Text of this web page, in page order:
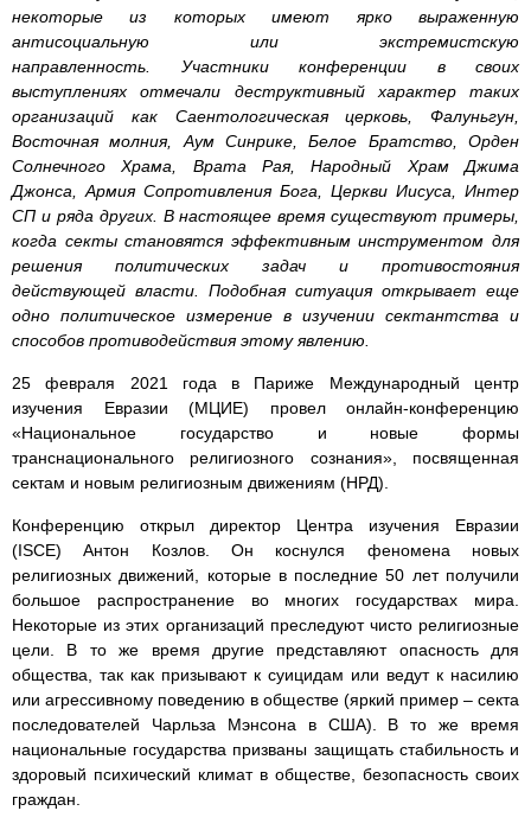
некоторые из которых имеют ярко выраженную
антисоциальную или экстремистскую
направленность. Участники конференции в своих
выступлениях отмечали деструктивный характер таких
организаций как Саентологическая церковь, Фалуньгун,
Восточная молния, Аум Синрике, Белое Братство, Орден
Солнечного Храма, Врата Рая, Народный Храм Джима
Джонса, Армия Сопротивления Бога, Церкви Иисуса, Интер
СП и ряда других. В настоящее время существуют примеры,
когда секты становятся эффективным инструментом для
решения политических задач и противостояния
действующей власти. Подобная ситуация открывает еще
одно политическое измерение в изучении сектантства и
способов противодействия этому явлению.
25 февраля 2021 года в Париже Международный центр
изучения Евразии (МЦИЕ) провел онлайн-конференцию
«Национальное государство и новые формы
транснационального религиозного сознания», посвященная
сектам и новым религиозным движениям (НРД).
Конференцию открыл директор Центра изучения Евразии
(ISCE) Антон Козлов. Он коснулся феномена новых
религиозных движений, которые в последние 50 лет получили
большое распространение во многих государствах мира.
Некоторые из этих организаций преследуют чисто религиозные
цели. В то же время другие представляют опасность для
общества, так как призывают к суицидам или ведут к насилию
или агрессивному поведению в обществе (яркий пример – секта
последователей Чарльза Мэнсона в США). В то же время
национальные государства призваны защищать стабильность и
здоровый психический климат в обществе, безопасность своих
граждан.